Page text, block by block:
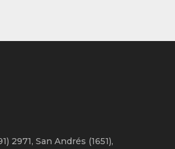
2971, San Andrés (1651),